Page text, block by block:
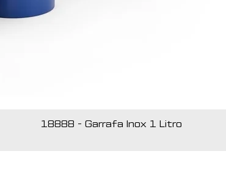
18888 - Garrafa Inox 1 Litro